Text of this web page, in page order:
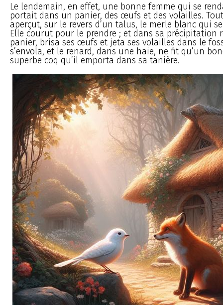
Le lendemain, en effet, une bonne femme qui se
portait dans un panier, des œufs et des volailles.
aperçut, sur le revers d’un talus, le merle blanc qui
Elle courut pour le prendre ; et dans sa précipitation
panier, brisa ses œufs et jeta ses volailles dans le
s’envola, et le renard, dans une haie, ne fit qu’un
superbe coq qu’il emporta dans sa tanière.